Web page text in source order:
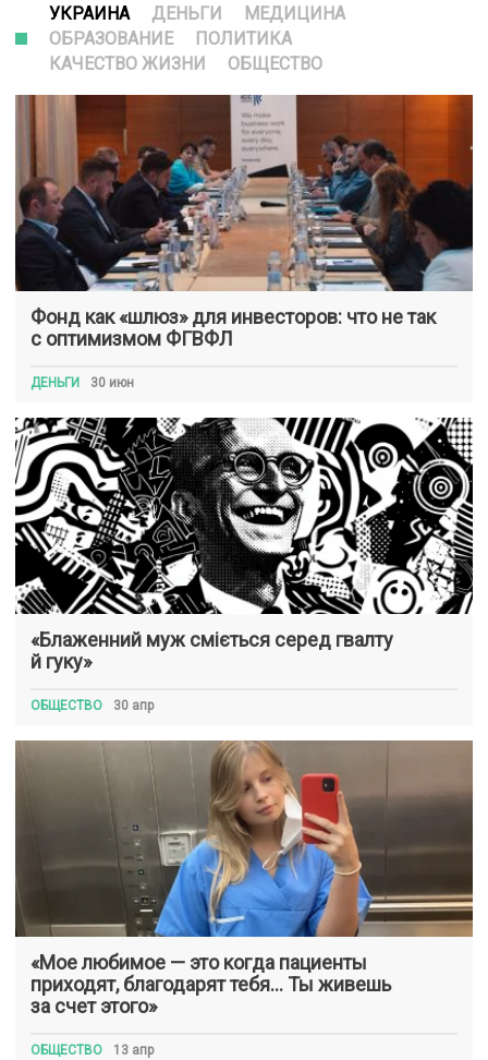
УКРАИНА ДЕНЬГИ
МЕДИЦИНА
ОБРАЗОВАНИЕ
ПОЛИТИКА
КАЧЕСТВО ЖИЗНИ
ОБЩЕСТВО
Фонд как «шлюз» для инвесторов: что не так
с оптимизмом ФГВФЛ
ДЕНЬГИ 30 июн
«Блаженний муж сміється серед гвалту
й гуку»
ОБЩЕСТВО 30 апр
«Мое любимое — это когда пациенты
приходят, благодарят тебя… Ты живешь
за счет этого»
ОБЩЕСТВО 13 апр